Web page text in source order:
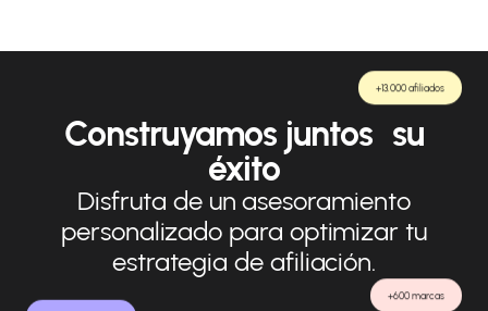
+600 marcas
+13.000 afiliados
Construyamos juntos su
éxito
Disfruta de un asesoramiento
personalizado para optimizar tu
estrategia de afiliación.